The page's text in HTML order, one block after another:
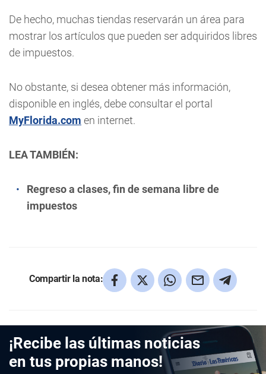
De hecho, muchas tiendas reservarán un área para
mostrar los artículos que pueden ser adquiridos libres
de impuestos.
No obstante, si desea obtener más información,
disponible en inglés, debe consultar el portal
MyFlorida.com en internet.
LEA TAMBIÉN:
Regreso a clases, fin de semana libre de
impuestos
Compartir la nota:
¡Recibe las últimas noticias
en tus propias manos!